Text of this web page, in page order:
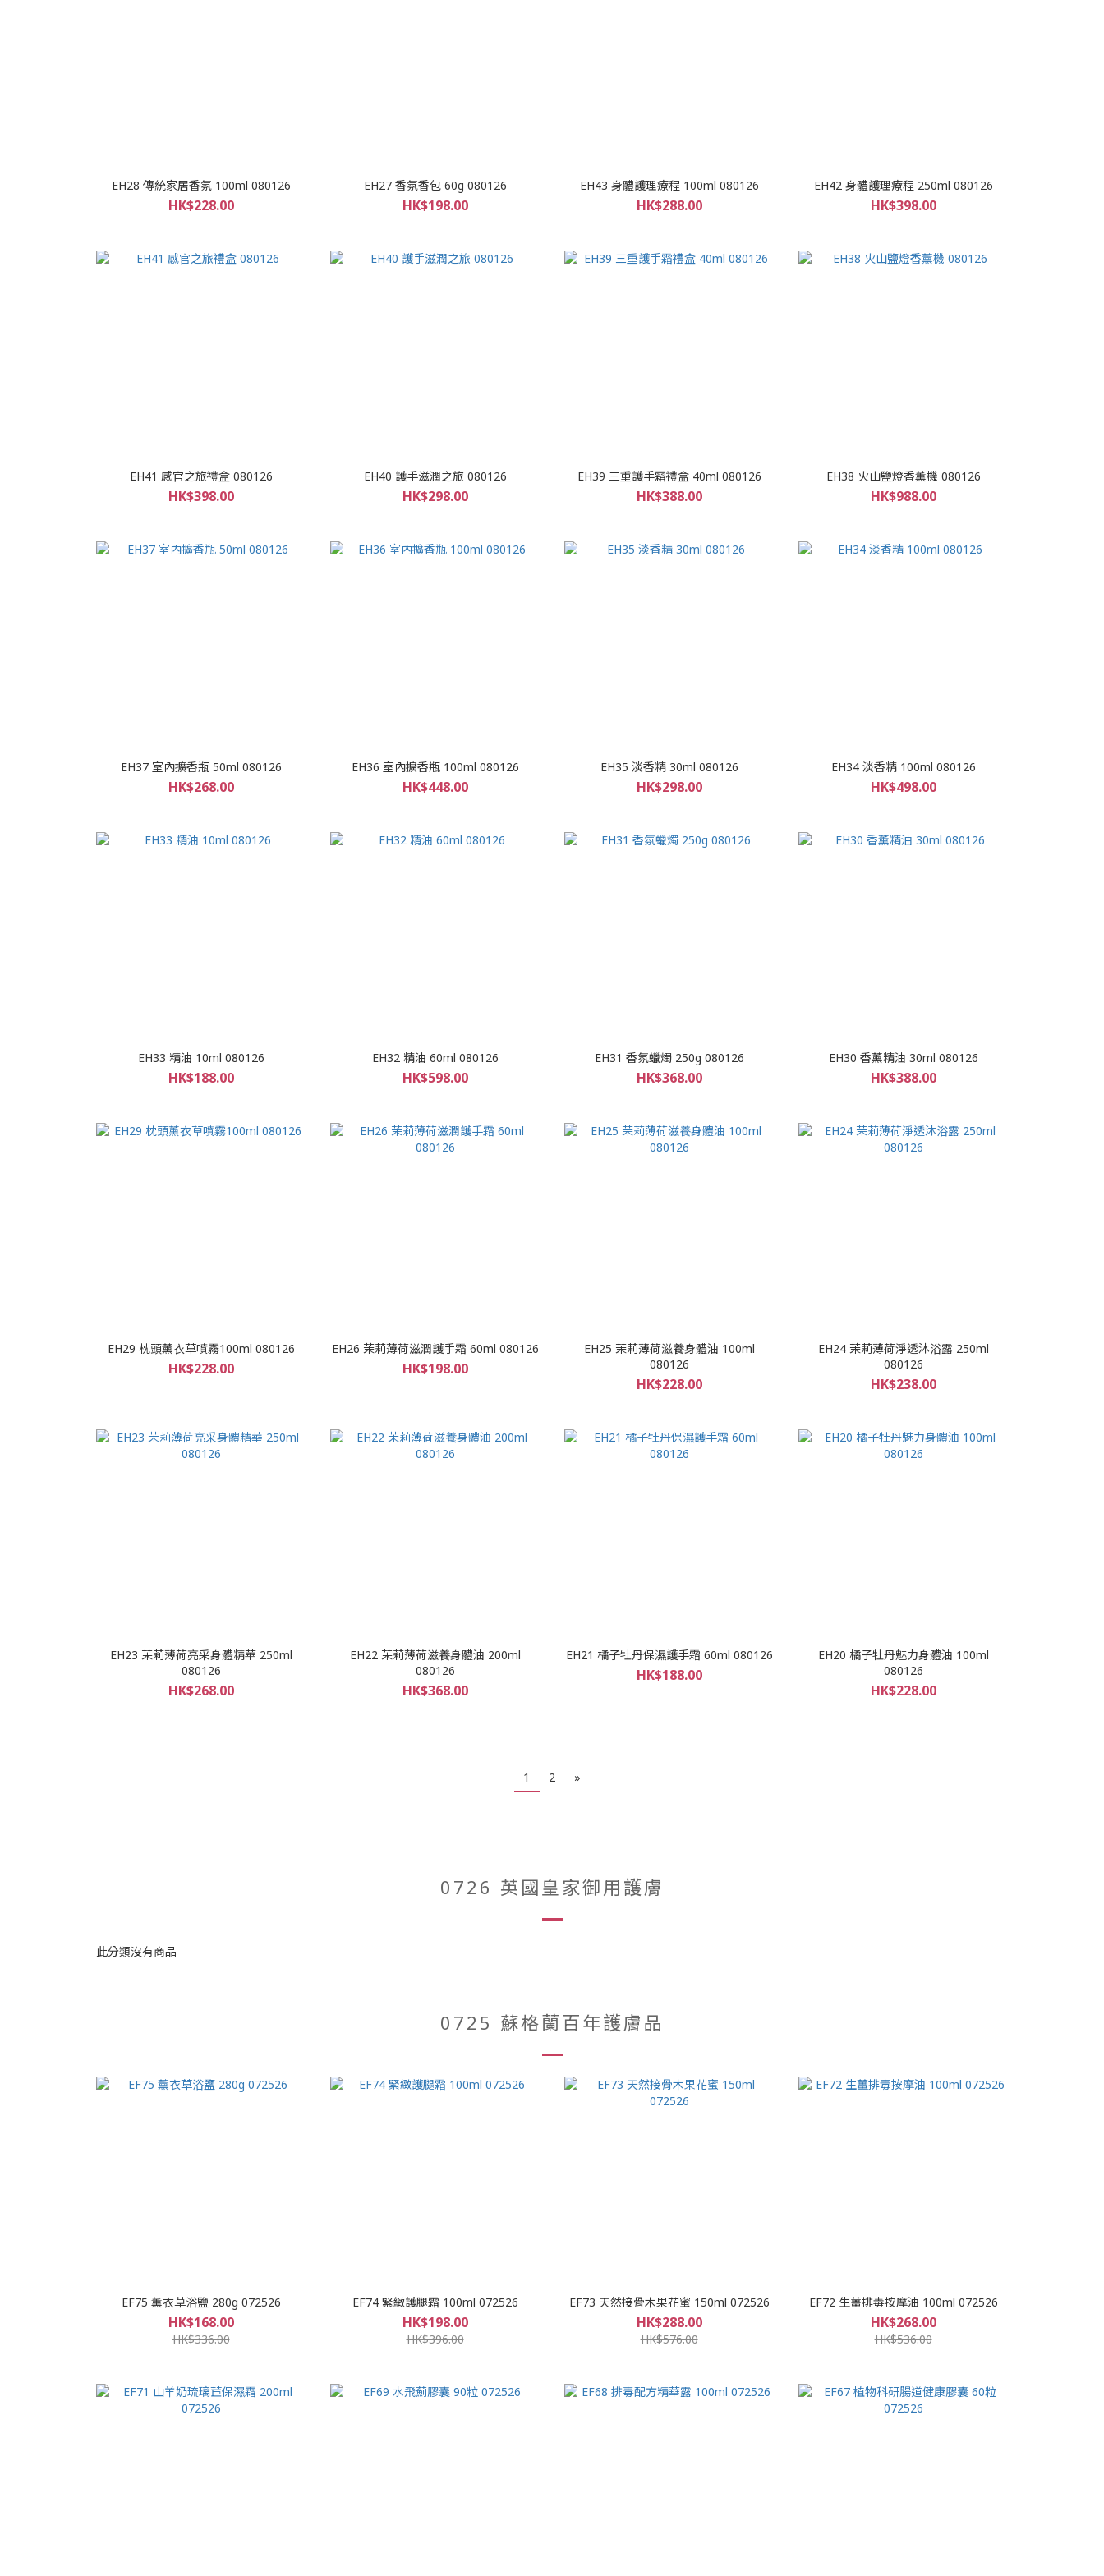
EH28 傳統家居香氛 100ml 080126
HK$228.00
EH27 香氛香包 60g 080126
HK$198.00
EH43 身體護理療程 100ml 080126
HK$288.00
EH42 身體護理療程 250ml 080126
HK$398.00
EH41 感官之旅禮盒 080126
HK$398.00
EH40 護手滋潤之旅 080126
HK$298.00
EH39 三重護手霜禮盒 40ml 080126
HK$388.00
EH38 火山鹽燈香薰機 080126
HK$988.00
EH37 室內擴香瓶 50ml 080126
HK$268.00
EH36 室內擴香瓶 100ml 080126
HK$448.00
EH35 淡香精 30ml 080126
HK$298.00
EH34 淡香精 100ml 080126
HK$498.00
EH33 精油 10ml 080126
HK$188.00
EH32 精油 60ml 080126
HK$598.00
EH31 香氛蠟燭 250g 080126
HK$368.00
EH30 香薰精油 30ml 080126
HK$388.00
EH29 枕頭薰衣草噴霧100ml 080126
HK$228.00
EH26 茉莉薄荷滋潤護手霜 60ml 080126
HK$198.00
EH25 茉莉薄荷滋養身體油 100ml
080126
HK$228.00
EH24 茉莉薄荷淨透沐浴露 250ml
080126
HK$238.00
EH23 茉莉薄荷亮采身體精華 250ml
080126
HK$268.00
EH22 茉莉薄荷滋養身體油 200ml
080126
HK$368.00
EH21 橘子牡丹保濕護手霜 60ml 080126
HK$188.00
EH20 橘子牡丹魅力身體油 100ml
080126
HK$228.00
1 2 »
0726 英國皇家御用護膚
此分類沒有商品
0725 蘇格蘭百年護膚品
EF75 薰衣草浴鹽 280g 072526
HK$168.00
HK$336.00
EF74 緊緻護腿霜 100ml 072526
HK$198.00
HK$396.00
EF73 天然接骨木果花蜜 150ml 072526
HK$288.00
HK$576.00
EF72 生薑排毒按摩油 100ml 072526
HK$268.00
HK$536.00